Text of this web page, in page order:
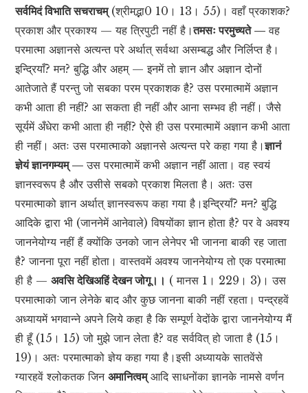
सर्वमिदं विभाति सचराचम्(श्रीमद्भा0 10। 13। 55)। वहाँ प्रकाशक?
प्रकाश और प्रकाश्य — यह त्रिपुटी नहीं है।तमसः परमुच्यते —वह
परमात्मा अज्ञानसे अत्यन्त परे अर्थात् सर्वथा असम्बद्ध और निर्लिप्त है।
इन्द्रियाँ? मन? बुद्धि और अहम् — इनमें तो ज्ञान और अज्ञान दोनों
आतेजाते हैं परन्तु जो सबका परम प्रकाशक है? उस परमात्मामें अज्ञान
कभी आता ही नहीं? आ सकता ही नहीं और आना सम्भव ही नहीं। जैसे
सूर्यमें अँधेरा कभी आता ही नहीं? ऐसे ही उस परमात्मामें अज्ञान कभी आता
ही नहीं। अतः उस परमात्माको अज्ञानसे अत्यन्त परे कहा गया है।ज्ञानं
ज्ञेयं ज्ञानगम्यम् —उस परमात्मामें कभी अज्ञान नहीं आता। वह स्वयं
ज्ञानस्वरूप है और उसीसे सबको प्रकाश मिलता है। अतः उस
परमात्माको ज्ञान अर्थात् ज्ञानस्वरूप कहा गया है।इन्द्रियाँ? मन? बुद्धि
आदिके द्वारा भी (जाननेमें आनेवाले) विषयोंका ज्ञान होता है? पर वे अवश्य
जाननेयोग्य नहीं हैं क्योंकि उनको जान लेनेपर भी जानना बाकी रह जाता
है? जानना पूरा नहीं होता। वास्तवमें अवश्य जाननेयोग्य तो एक परमात्मा
ही है —अवसि देखिअहिं देखन जोगू।। ( मानस 1। 229। 3)। उस
परमात्माको जान लेनेके बाद और कुछ जानना बाकी नहीं रहता। पन्द्रहवें
अध्यायमें भगवान्ने अपने लिये कहा है कि सम्पूर्ण वेदोंके द्वारा जाननेयोग्य मैं
ही हूँ (15। 15) जो मुझे जान लेता है? वह सर्ववित् हो जाता है (15।
19)। अतः परमात्माको ज्ञेय कहा गया है।इसी अध्यायके सातवेंसे
ग्यारहवें श्लोकतक जिनअमानित्वम्आदि साधनोंका ज्ञानके नामसे वर्णन